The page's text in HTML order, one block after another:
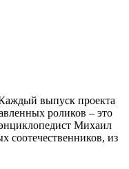
выпуск проекта
роликов – это
Михаил
из